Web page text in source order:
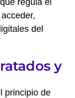
del
y
principio de